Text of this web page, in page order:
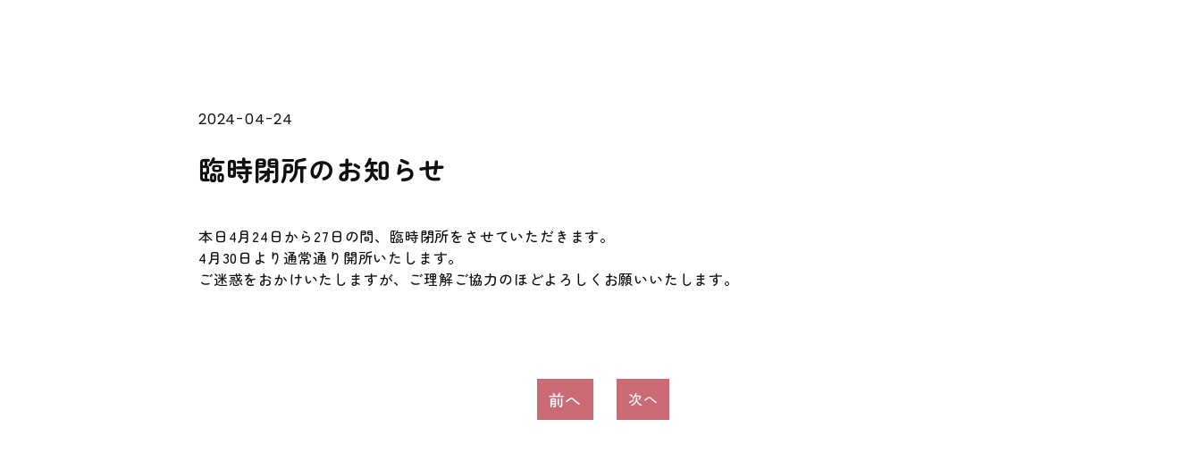
2024-04-24
臨時閉所のお知らせ
本日4月24日から27日の間、臨時閉所をさせていただきます。
4月30日より通常通り開所いたします。
ご迷惑をおかけいたしますが、ご理解ご協力のほどよろしくお願いいたします。
前へ 次へ